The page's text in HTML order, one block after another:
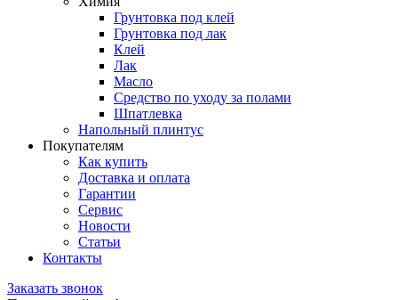
Грунтовка под клей
Грунтовка под лак
Клей
Лак
Масло
Средство по уходу за полами
Шпатлевка
Напольный плинтус
Покупателям
Как купить
Доставка и оплата
Гарантии
Сервис
Новости
Статьи
Контакты
Заказать звонок